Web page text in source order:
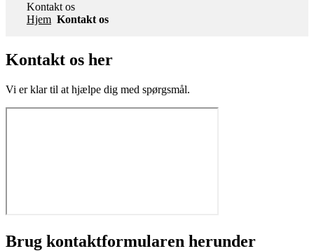
Kontakt os
Hjem Kontakt os
Kontakt os her
Vi er klar til at hjælpe dig med spørgsmål.
Brug kontaktformularen herunder